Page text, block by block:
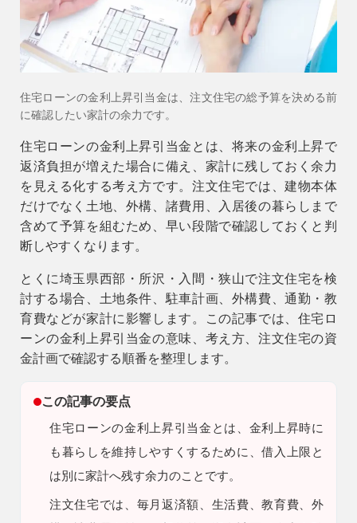
住宅ローンの金利上昇引当金は、注文住宅の総予算を決める前
に確認したい家計の余力です。
住宅ローンの金利上昇引当金とは、将来の金利上昇で
返済負担が増えた場合に備え、家計に残しておく余力
を見える化する考え方です。注文住宅では、建物本体
だけでなく土地、外構、諸費用、入居後の暮らしまで
含めて予算を組むため、早い段階で確認しておくと判
断しやすくなります。
とくに埼玉県西部・所沢・入間・狭山で注文住宅を検
討する場合、土地条件、駐車計画、外構費、通勤・教
育費などが家計に影響します。この記事では、住宅ロ
ーンの金利上昇引当金の意味、考え方、注文住宅の資
金計画で確認する順番を整理します。
この記事の要点
住宅ローンの金利上昇引当金とは、金利上昇時に
も暮らしを維持しやすくするために、借入上限と
は別に家計へ残す余力のことです。
注文住宅では、毎月返済額、生活費、教育費、外
スタッフ紹介
お知らせ
イベント
営業時間 9時〜18時
（定休／水曜日）
注文住宅
0120-70-1212
リフォーム
0120-37-7611
アフターメンテナンス